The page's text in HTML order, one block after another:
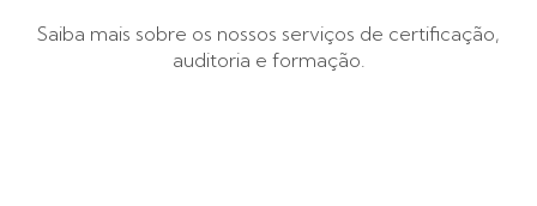
Saiba mais sobre os nossos serviços de certificação,
auditoria e formação.